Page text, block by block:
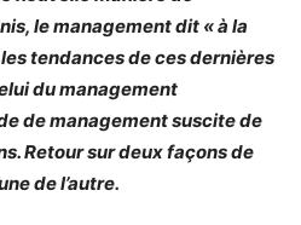
le management dit « à la
tendances de ces dernières
du management
de management suscite de
Retour sur deux façons de
de l’autre.